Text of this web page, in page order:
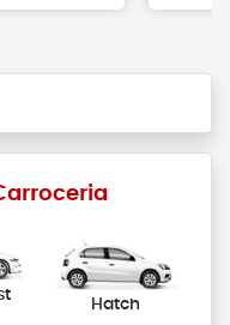
Hatch